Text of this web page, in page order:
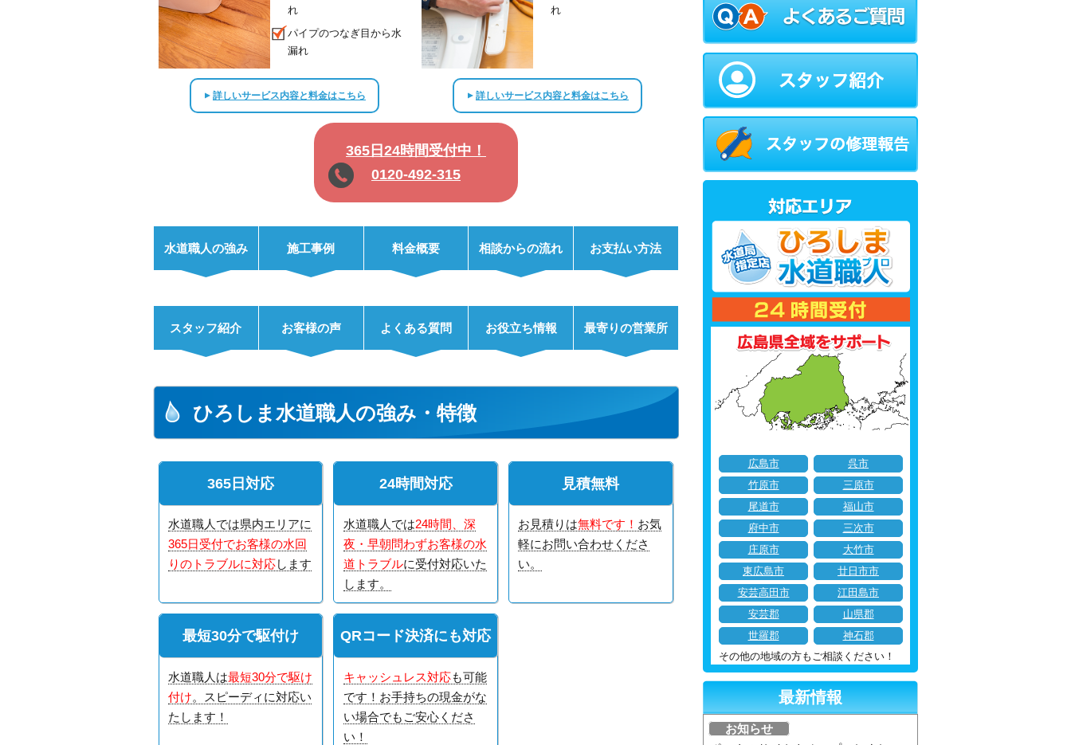
れ
パイプのつなぎ目から水
漏れ
▲詳しいサービス内容と料金はこちら
れ
▲詳しいサービス内容と料金はこちら
365日24時間受付中！
0120-492-315
水道職人の強み 施工事例 料金概要 相談からの流れ お支払い方法
スタッフ紹介 お客様の声 よくある質問 お役立ち情報 最寄りの営業所
ひろしま水道職人の強み・特徴
365日対応
水道職人では県内エリアに
365日受付でお客様の水回
りのトラブルに対応します
24時間対応
水道職人では24時間、深
夜・早朝問わずお客様の水
道トラブルに受付対応いた
します。
見積無料
お見積りは無料です！ お気
軽にお問い合わせくださ
い。
最短30分で駆付け
水道職人は最短30分で駆け
付け。スピーディに対応い
たします！
QRコード決済にも対応
キャッシュレス対応も可能
です！お手持ちの現金がな
い場合でもご安心くださ
い！
広島市
呉市
竹原市
三原市
尾道市
福山市
府中市
三次市
庄原市
大竹市
東広島市
廿日市市
安芸高田市
江田島市
安芸郡
山県郡
世羅郡
神石郡
その他の地域の方もご相談ください！
最新情報
お知らせ